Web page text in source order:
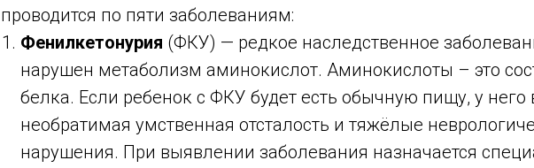
проводится по пяти заболеваниям:
Фенилкетонурия (ФКУ) — редкое наследственное
нарушен метаболизм аминокислот. Аминокислоты – это
белка. Если ребенок с ФКУ будет есть обычную пищу, у него
необратимая умственная отсталость и тяжёлые
нарушения. При выявлении заболевания назначается